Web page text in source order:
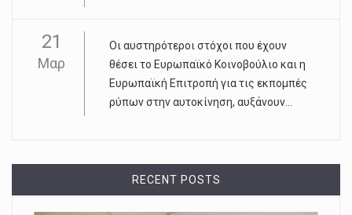
21
Μαρ
Οι αυστηρότεροι στόχοι που έχουν
θέσει το Ευρωπαϊκό Κοινοβούλιο και η
Ευρωπαϊκή Επιτροπή για τις εκπομπές
ρύπων στην αυτοκίνηση, αυξάνουν...
RECENT POSTS